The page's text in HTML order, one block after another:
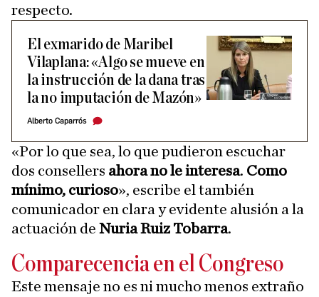
respecto.
El exmarido de Maribel
Vilaplana: «Algo se mueve en
la instrucción de la dana tras
la no imputación de Mazón»
Alberto Caparrós
«Por lo que sea, lo que pudieron escuchar
dos consellers ahora no le interesa. Como
mínimo, curioso», escribe el también
comunicador en clara y evidente alusión a la
actuación de Nuria Ruiz Tobarra.
Comparecencia en el Congreso
Este mensaje no es ni mucho menos extraño